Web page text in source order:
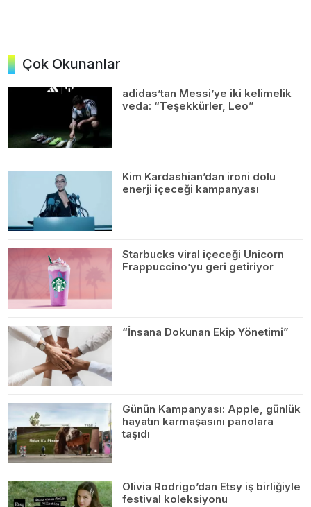
Çok Okunanlar
adidas’tan Messi’ye iki kelimelik
veda: “Teşekkürler, Leo”
Kim Kardashian’dan ironi dolu
enerji içeceği kampanyası
Starbucks viral içeceği Unicorn
Frappuccino’yu geri getiriyor
“İnsana Dokunan Ekip Yönetimi”
Günün Kampanyası: Apple, günlük
hayatın karmaşasını panolara
taşıdı
Olivia Rodrigo’dan Etsy iş birliğiyle
festival koleksiyonu